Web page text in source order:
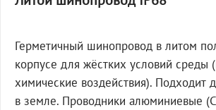
Герметичный шинопровод в литом
корпусе для жёстких условий среды
химические воздействия). Подходит
в земле. Проводники алюминиевые